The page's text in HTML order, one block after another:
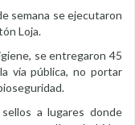
semana se ejecutaron
Loja.
se entregaron 45
vía pública, no portar
a lugares donde